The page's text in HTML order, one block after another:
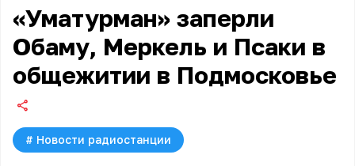
«Уматурман» заперли
Обаму, Меркель и Псаки в
общежитии в Подмосковье
# Новости радиостанции